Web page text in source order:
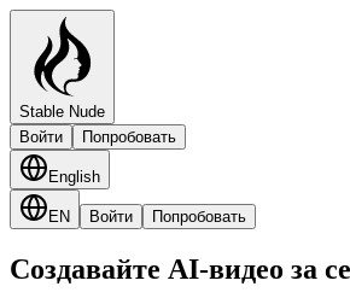
Stable Nude
Войти
Попробовать
English
EN Войти Попробовать
Создавайте AI-видео за